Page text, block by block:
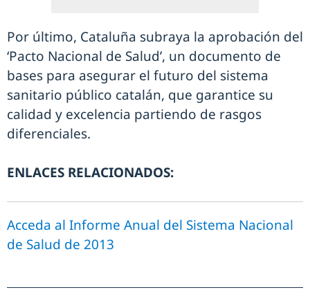
Por último, Cataluña subraya la aprobación del
‘Pacto Nacional de Salud’, un documento de
bases para asegurar el futuro del sistema
sanitario público catalán, que garantice su
calidad y excelencia partiendo de rasgos
diferenciales.
ENLACES RELACIONADOS:
Acceda al Informe Anual del Sistema Nacional
de Salud de 2013